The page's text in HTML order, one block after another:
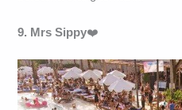
9. Mrs Sippy❤️